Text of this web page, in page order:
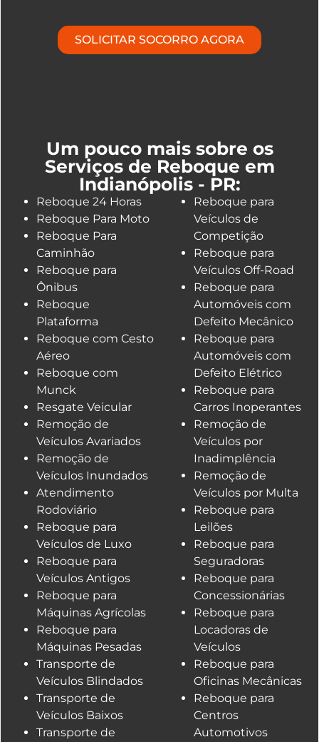
SOLICITAR SOCORRO AGORA
Um pouco mais sobre os
Serviços de Reboque em
Indianópolis - PR:
Reboque 24 Horas
Reboque Para Moto
Reboque Para
Caminhão
Reboque para
Ônibus
Reboque
Plataforma
Reboque com Cesto
Aéreo
Reboque com
Munck
Resgate Veicular
Remoção de
Veículos Avariados
Remoção de
Veículos Inundados
Atendimento
Rodoviário
Reboque para
Veículos de Luxo
Reboque para
Veículos Antigos
Reboque para
Máquinas Agrícolas
Reboque para
Máquinas Pesadas
Transporte de
Veículos Blindados
Transporte de
Veículos Baixos
Transporte de
Reboque para
Veículos de
Competição
Reboque para
Veículos Off-Road
Reboque para
Automóveis com
Defeito Mecânico
Reboque para
Automóveis com
Defeito Elétrico
Reboque para
Carros Inoperantes
Remoção de
Veículos por
Inadimplência
Remoção de
Veículos por Multa
Reboque para
Leilões
Reboque para
Seguradoras
Reboque para
Concessionárias
Reboque para
Locadoras de
Veículos
Reboque para
Oficinas Mecânicas
Reboque para
Centros
Automotivos